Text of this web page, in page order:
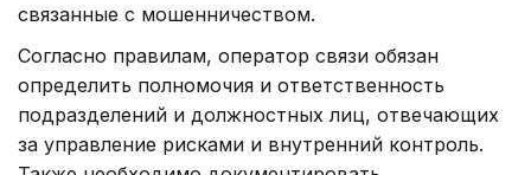
связанные с мошенничеством.
Согласно правилам, оператор связи обязан
определить полномочия и ответственность
подразделений и должностных лиц, отвечающих
за управление рисками и внутренний контроль.